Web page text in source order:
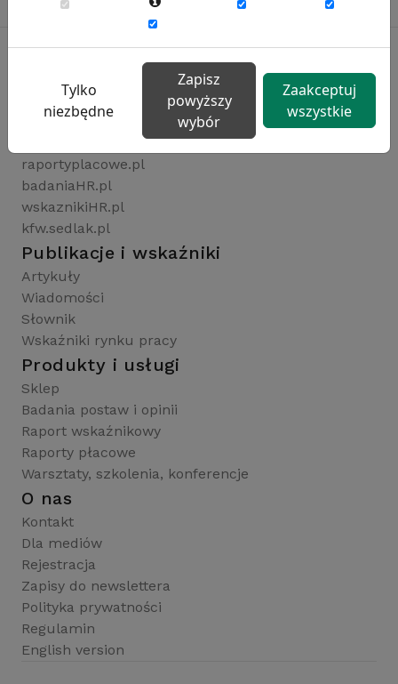
Rynekpracy.pl
sedlak.pl
raportyplacowe.pl
badaniaHR.pl
wskaznikiHR.pl
kfw.sedlak.pl
Publikacje i wskaźniki
Artykuły
Wiadomości
Słownik
Wskaźniki rynku pracy
Produkty i usługi
Sklep
Badania postaw i opinii
Raport wskaźnikowy
Raporty płacowe
Warsztaty, szkolenia, konferencje
O nas
Kontakt
Dla mediów
Rejestracja
Zapisy do newslettera
Polityka prywatności
Regulamin
English version
Tylko
niezbędne
Zapisz
powyższy
wybór
Zaakceptuj
wszystkie